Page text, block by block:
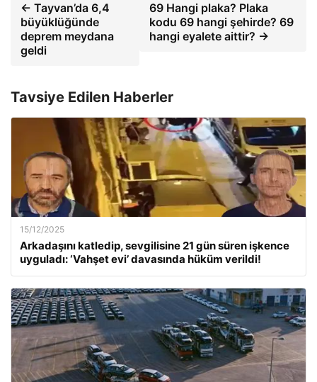
← Tayvan’da 6,4
büyüklüğünde
deprem meydana
geldi
69 Hangi plaka? Plaka
kodu 69 hangi şehirde? 69
hangi eyalete aittir? →
Tavsiye Edilen Haberler
15/12/2025
Arkadaşını katledip, sevgilisine 21 gün süren işkence
uyguladı: ‘Vahşet evi’ davasında hüküm verildi!